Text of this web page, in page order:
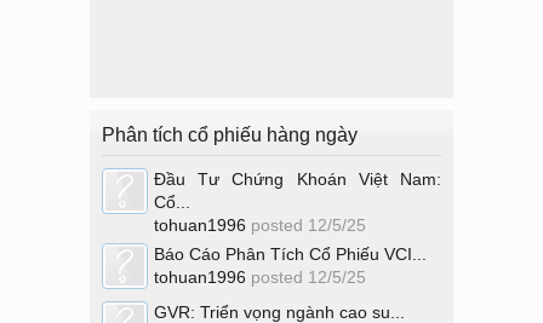
Phân tích cổ phiếu hàng ngày
Đầu Tư Chứng Khoán Việt Nam:
Cổ...
tohuan1996 posted 12/5/25
Báo Cáo Phân Tích Cổ Phiếu VCI...
tohuan1996 posted 12/5/25
GVR: Triển vọng ngành cao su...